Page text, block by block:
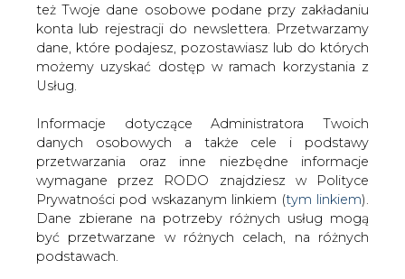
też Twoje dane osobowe podane przy zakładaniu
konta lub rejestracji do newslettera. Przetwarzamy
dane, które podajesz, pozostawiasz lub do których
możemy uzyskać dostęp w ramach korzystania z
Usług.
Informacje dotyczące Administratora Twoich
danych osobowych a także cele i podstawy
przetwarzania oraz inne niezbędne informacje
wymagane przez RODO znajdziesz w Polityce
Prywatności pod wskazanym linkiem (tym linkiem).
Dane zbierane na potrzeby różnych usług mogą
być przetwarzane w różnych celach, na różnych
podstawach.
Strona główna
SERWIS INFORMACYJNY CIRE
/ Umowy PPA i cPPA: klucz do efektywności
energetycznej i redukcji emisji
2024-07-08 11:30
drukuj
skomentuj
udostępnij: